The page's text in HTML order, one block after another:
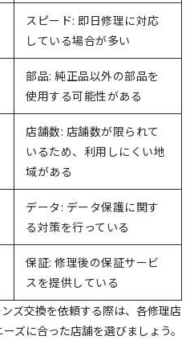
スピード: 即日修理に対応
している場合が多い
部品: 純正品以外の部品を
使用する可能性がある
店舗数: 店舗数が限られて
いるため、利用しにくい地
域がある
データ: データ保護に関す
る対策を行っている
保証: 修理後の保証サービ
スを提供している
ズ交換を依頼する際は、各修理店
ズに合った店舗を選びましょう。